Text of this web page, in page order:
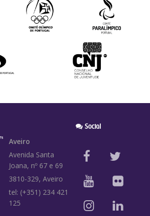
Aveiro
Avenida Santa
Joana, nº 67 e 69
3810-329, Aveiro
tel: (+351) 234 421
125
Social